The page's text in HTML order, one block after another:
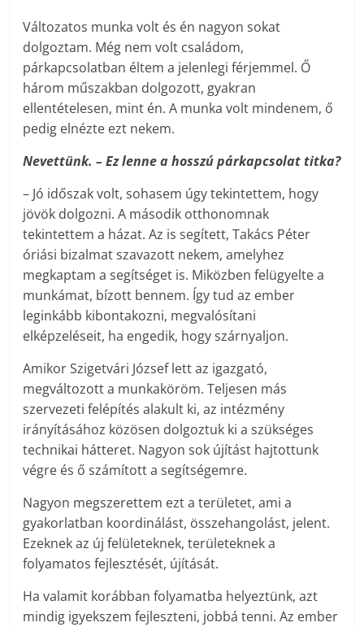
Változatos munka volt és én nagyon sokat
dolgoztam. Még nem volt családom,
párkapcsolatban éltem a jelenlegi férjemmel. Ő
három műszakban dolgozott, gyakran
ellentételesen, mint én. A munka volt mindenem, ő
pedig elnézte ezt nekem.
Nevettünk. – Ez lenne a hosszú párkapcsolat titka?
– Jó időszak volt, sohasem úgy tekintettem, hogy
jövök dolgozni. A második otthonomnak
tekintettem a házat. Az is segített, Takács Péter
óriási bizalmat szavazott nekem, amelyhez
megkaptam a segítséget is. Miközben felügyelte a
munkámat, bízott bennem. Így tud az ember
leginkább kibontakozni, megvalósítani
elképzeléseit, ha engedik, hogy szárnyaljon.
Amikor Szigetvári József lett az igazgató,
megváltozott a munkaköröm. Teljesen más
szervezeti felépítés alakult ki, az intézmény
irányításához közösen dolgoztuk ki a szükséges
technikai hátteret. Nagyon sok újítást hajtottunk
végre és ő számított a segítségemre.
Nagyon megszerettem ezt a területet, ami a
gyakorlatban koordinálást, összehangolást, jelent.
Ezeknek az új felületeknek, területeknek a
folyamatos fejlesztését, újítását.
Ha valamit korábban folyamatba helyeztünk, azt
mindig igyekszem fejleszteni, jobbá tenni. Az ember